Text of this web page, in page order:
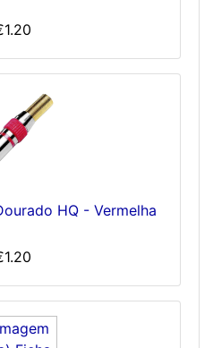
HQ - Vermelha